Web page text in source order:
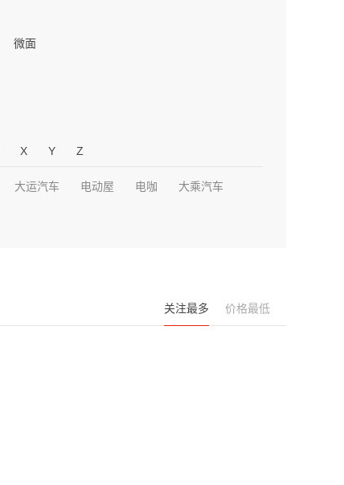
微面
X Y Z
大运汽车 电动屋 电咖 大乘汽车
关注最多 价格最低